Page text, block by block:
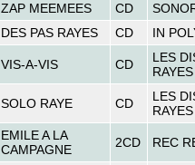
ZAP MEEMEES CD
DES PAS RAYES CD IN
VIS-A-VIS CD
LES
RAYES
SOLO RAYE CD
LES
RAYES
EMILE A LA
CAMPAGNE
2CD REC